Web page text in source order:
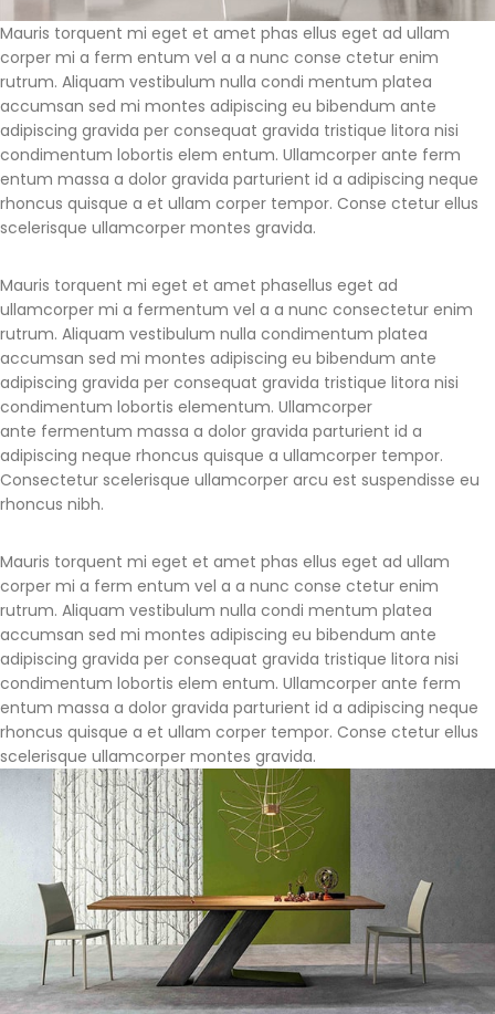
Mauris torquent mi eget et amet phas ellus eget ad ullam
corper mi a ferm entum vel a a nunc conse ctetur enim
rutrum. Aliquam vestibulum nulla condi mentum platea
accumsan sed mi montes adipiscing eu bibendum ante
adipiscing gravida per consequat gravida tristique litora nisi
condimentum lobortis elem entum. Ullamcorper ante ferm
entum massa a dolor gravida parturient id a adipiscing neque
rhoncus quisque a et ullam corper tempor. Conse ctetur ellus
scelerisque ullamcorper montes gravida.
Mauris torquent mi eget et amet phasellus eget ad
ullamcorper mi a fermentum vel a a nunc consectetur enim
rutrum. Aliquam vestibulum nulla condimentum platea
accumsan sed mi montes adipiscing eu bibendum ante
adipiscing gravida per consequat gravida tristique litora nisi
condimentum lobortis elementum. Ullamcorper
ante fermentum massa a dolor gravida parturient id a
adipiscing neque rhoncus quisque a ullamcorper tempor.
Consectetur scelerisque ullamcorper arcu est suspendisse eu
rhoncus nibh.
Mauris torquent mi eget et amet phas ellus eget ad ullam
corper mi a ferm entum vel a a nunc conse ctetur enim
rutrum. Aliquam vestibulum nulla condi mentum platea
accumsan sed mi montes adipiscing eu bibendum ante
adipiscing gravida per consequat gravida tristique litora nisi
condimentum lobortis elem entum. Ullamcorper ante ferm
entum massa a dolor gravida parturient id a adipiscing neque
rhoncus quisque a et ullam corper tempor. Conse ctetur ellus
scelerisque ullamcorper montes gravida.